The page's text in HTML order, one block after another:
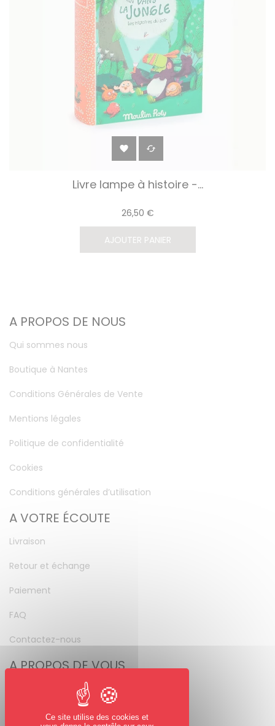
 
Livre lampe à histoire -...
26,50 €
AJOUTER PANIER
A PROPOS DE NOUS
Qui sommes nous
Boutique à Nantes
Conditions Générales de Vente
Mentions légales
Politique de confidentialité
Cookies
Conditions générales d’utilisation
A VOTRE ÉCOUTE
Livraison
Retour et échange
Paiement
FAQ
Contactez-nous
A PROPOS DE VOUS
Mot de passe perdu
Ce site utilise des cookies et